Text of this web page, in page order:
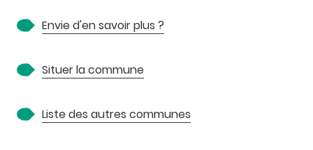
Envie d'en savoir plus ?
Situer la commune
Liste des autres communes